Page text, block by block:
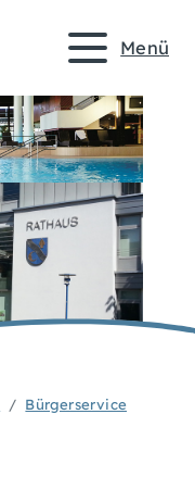
Menü
Bürgerservice